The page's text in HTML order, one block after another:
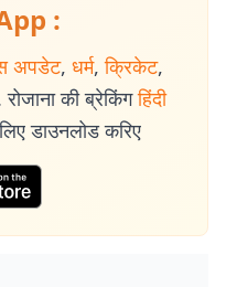
:
अपडेट, धर्म, क्रिकेट,
की ब्रेकिंग हिंदी
डाउनलोड करिए